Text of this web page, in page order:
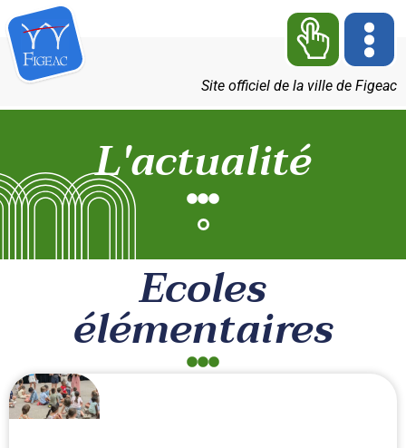
Site officiel de la ville de Figeac
L'actualité
Ecoles
élémentaires